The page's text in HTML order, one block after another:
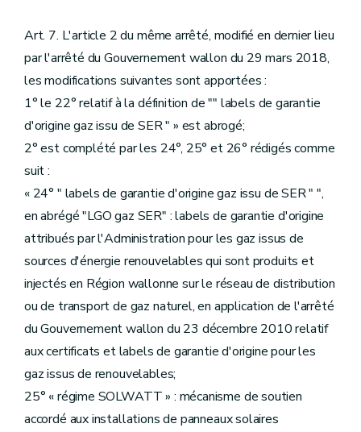
Art. 7. L'article 2 du même arrêté, modifié en dernier lieu
par l'arrêté du Gouvernement wallon du 29 mars 2018,
les modifications suivantes sont apportées :
1° le 22° relatif à la définition de "" labels de garantie
d'origine gaz issu de SER " » est abrogé;
2° est complété par les 24°, 25° et 26° rédigés comme
suit :
« 24° " labels de garantie d'origine gaz issu de SER " ",
en abrégé "LGO gaz SER" : labels de garantie d'origine
attribués par l'Administration pour les gaz issus de
sources d'énergie renouvelables qui sont produits et
injectés en Région wallonne sur le réseau de distribution
ou de transport de gaz naturel, en application de l'arrêté
du Gouvernement wallon du 23 décembre 2010 relatif
aux certificats et labels de garantie d'origine pour les
gaz issus de renouvelables;
25° « régime SOLWATT » : mécanisme de soutien
accordé aux installations de panneaux solaires